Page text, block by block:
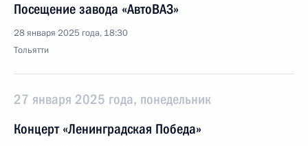
Посещение завода «АвтоВАЗ»
28 января 2025 года, 18:30
Тольятти
27 января 2025 года, понедельник
Концерт «Ленинградская Победа»